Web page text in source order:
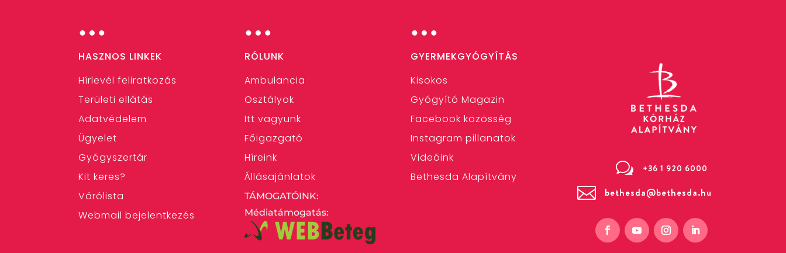
…
HASZNOS LINKEK
Hírlevél feliratkozás
Területi ellátás
Adatvédelem
Ügyelet
Gyógyszertár
Kit keres?
Várólista
Webmail bejelentkezés
…
RÓLUNK
Ambulancia
Osztályok
Itt vagyunk
Főigazgató
Híreink
Állásajánlatok
TÁMOGATÓINK:
Médiatámogatás:
…
GYERMEKGYÓGYÍTÁS
Kisokos
Gyógyító Magazin
Facebook közösség
Instagram pillanatok
Videóink
Bethesda Alapítvány
w +36 1 920 6000
 bethesda@bethesda.hu